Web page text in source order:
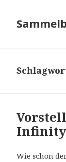
Infinity
Wie schon